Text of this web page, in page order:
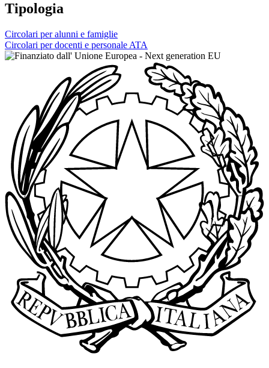
Tipologia
Circolari per alunni e famiglie
Circolari per docenti e personale ATA